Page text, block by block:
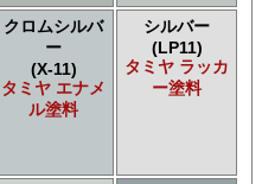
クロムシルバ
ー
(X-11)
タミヤ エナメ
ル塗料
シルバー
(LP11)
タミヤ ラッカ
ー塗料